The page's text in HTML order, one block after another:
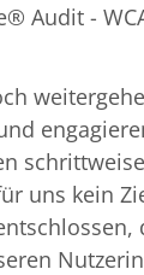
Audit -
uns kein